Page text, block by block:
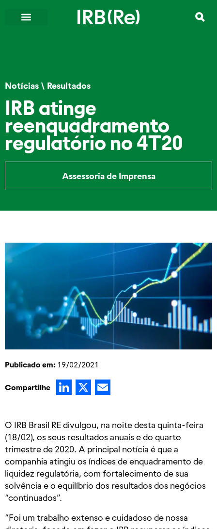
Notícias \ Resultados
IRB atinge
reenquadramento
regulatório no 4T20
Assessoria de Imprensa
Publicado em: 19/02/2021
Compartilhe LinkedIn
X
O IRB Brasil RE divulgou, na noite desta quinta-feira
(18/02), os seus resultados anuais e do quarto
trimestre de 2020. A principal notícia é que a
companhia atingiu os índices de enquadramento de
liquidez regulatória, com fortalecimento de sua
solvência e o equilíbrio dos resultados dos negócios
“continuados”.
“Foi um trabalho extenso e cuidadoso de nossa